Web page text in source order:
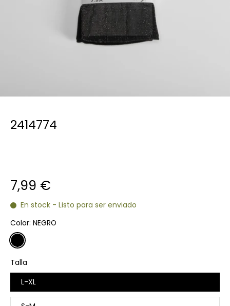
2414774
7,99 €
En stock - Listo para ser enviado
Color: NEGRO
Talla
L-XL